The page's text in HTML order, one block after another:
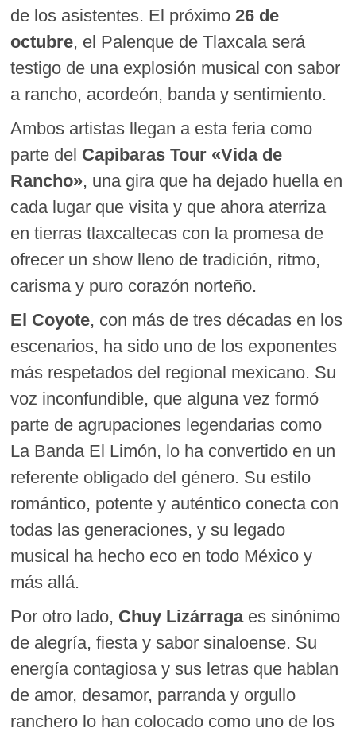
de los asistentes. El próximo26 de
octubre, el Palenque de Tlaxcala será
testigo de una explosión musical con sabor
a rancho, acordeón, banda y sentimiento.
Ambos artistas llegan a esta feria como
parte del Capibaras Tour «Vida de
Rancho», una gira que ha dejado huella en
cada lugar que visita y que ahora aterriza
en tierras tlaxcaltecas con la promesa de
ofrecer un show lleno de tradición, ritmo,
carisma y puro corazón norteño.
El Coyote, con más de tres décadas en los
escenarios, ha sido uno de los exponentes
más respetados del regional mexicano. Su
voz inconfundible, que alguna vez formó
parte de agrupaciones legendarias como
La Banda El Limón, lo ha convertido en un
referente obligado del género. Su estilo
romántico, potente y auténtico conecta con
todas las generaciones, y su legado
musical ha hecho eco en todo México y
más allá.
Por otro lado, Chuy Lizárragaes sinónimo
de alegría, fiesta y sabor sinaloense. Su
energía contagiosa y sus letras que hablan
de amor, desamor, parranda y orgullo
ranchero lo han colocado como uno de los